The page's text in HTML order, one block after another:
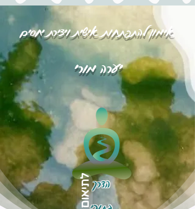
אימון להתפתחות אישית ויצירת יחסים
יערה מורי
הדרך